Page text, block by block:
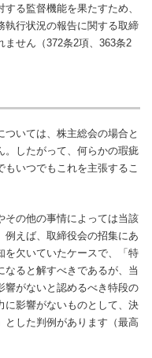
る監督機能を果たすため、
執行状況の報告に関する取締
せん（372条2項、363条2
いては、株主総会の場合と
。したがって、何らかの瑕疵
いつでもこれを主張するこ
その他の事情によっては当該
例えば、取締役会の招集にあ
を欠いていたケースで、「特
ると解すべきであるが、当
響がないと認めるべき特段の
に影響がないものとして、決
とした判例があります（最高